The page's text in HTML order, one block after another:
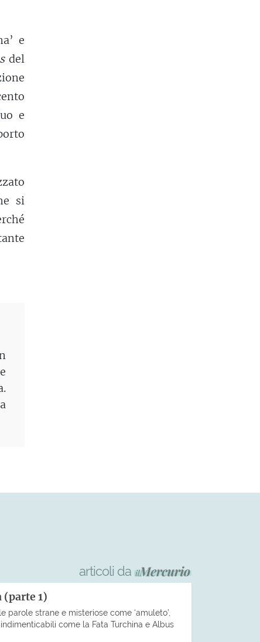
e
del
e
si
articoli da
(parte 1)
parole strane e misteriose come ‘amuleto’,
come la Fata Turchina e Albus